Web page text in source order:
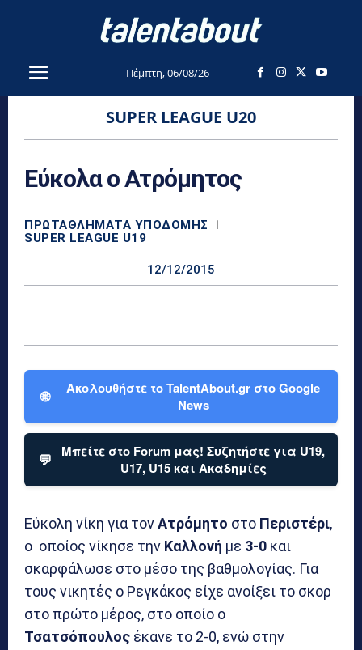
Πέμπτη, 06/08/26
SUPER LEAGUE U20
Εύκολα ο Ατρόμητος
ΠΡΩΤΑΘΛΉΜΑΤΑ YΠΟΔΟΜΉΣ
SUPER LEAGUE U19
12/12/2015
🌐
Ακολουθήστε το TalentAbout.gr στο Google
News
💬
Μπείτε στο Forum μας! Συζητήστε για U19,
U17, U15 και Ακαδημίες
Εύκολη νίκη για τονΑτρόμητο στο Περιστέρι,
ο οποίος νίκησε την Καλλονή με 3-0 και
σκαρφάλωσε στο μέσο της βαθμολογίας. Για
τους νικητές ο Ρεγκάκος είχε ανοίξει το σκορ
στο πρώτο μέρος, στο οποίο ο
Τσατσόπουλος έκανε το 2-0, ενώ στην